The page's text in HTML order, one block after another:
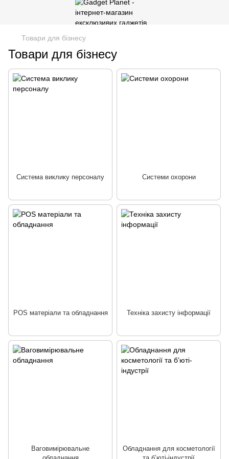
Товари для бізнесу
Товари для бізнесу
Система виклику персоналу Системи охорони
POS матеріали та обладнання Техніка захисту інформації
Ваговимірювальне
Обладнання для косметології